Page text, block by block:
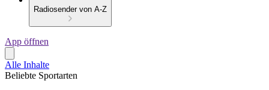
Radiosender von A-Z
App öffnen
Alle Inhalte
Beliebte Sportarten